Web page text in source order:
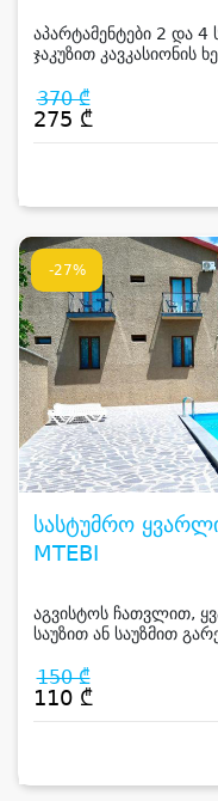
აპარტამენტები 2 და 4
ჯაკუზით
370 ₾
275 ₾
-27%
სასტუმრო
MTEBI
აგვისტოს ჩათვლით,
საუზით ან საუზმით
150 ₾
110 ₾